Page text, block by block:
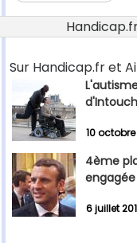
Sur Handicap.fr et
10 octobre
4ème
engagée
6 juillet